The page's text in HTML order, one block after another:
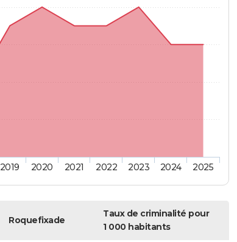
2019 2020 2021 2022 2023 2024 2025
Roquefixade
Taux de criminalité pour
1 000 habitants